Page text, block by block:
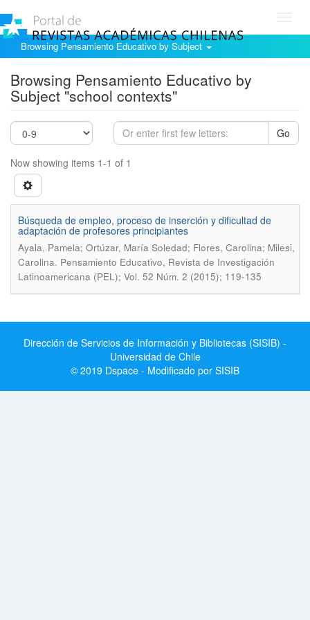
Browsing Pensamiento Educativo by Subject
Browsing Pensamiento Educativo by
Subject "school contexts"
Go
Now showing items 1-1 of 1
Búsqueda de empleo, proceso de inserción y dificultad de
adaptación de profesores principiantes
Ayala, Pamela; Ortúzar, María Soledad; Flores, Carolina; Milesi,
Carolina. Pensamiento Educativo, Revista de Investigación
Latinoamericana (PEL); Vol. 52 Núm. 2 (2015); 119-135
Dirección de Servicios de Información y Bibliotecas (SISIB) -
Universidad de Chile
© 2019 Dspace - Modificado por SISIB